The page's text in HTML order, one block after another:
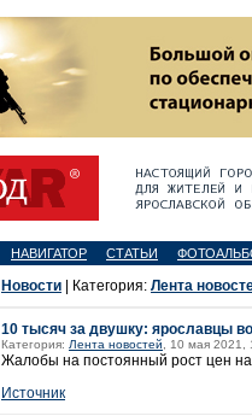
НАВИГАТОР СТАТЬИ
Новости | Категория: Лента
10 тысяч за двушку: ярославцы
Категория: Лента новостей , 10 мая 2021,
Жалобы на постоянный рост цен на
Источник